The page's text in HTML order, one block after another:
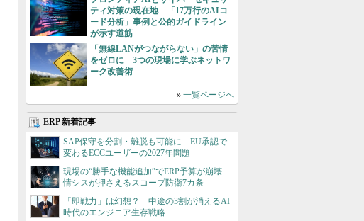
ティ対策の現在地 「17万行のAIコ
ード分析」事例と公的ガイドライン
が示す道筋
「無線LANがつながらない」の苦情
をゼロに 3つの現場に学ぶネットワ
ーク改善術
» 一覧ページへ
ERP 新着記事
SAP保守を分割・離脱も可能に EU承認で
変わるECCユーザーの2027年問題
現場の“勝手な機能追加”でERP予算が崩壊
情シスが押さえるスコープ防衛7カ条
「即戦力」は幻想？ 中途の3割が消えるAI
時代のエンジニア生存戦略